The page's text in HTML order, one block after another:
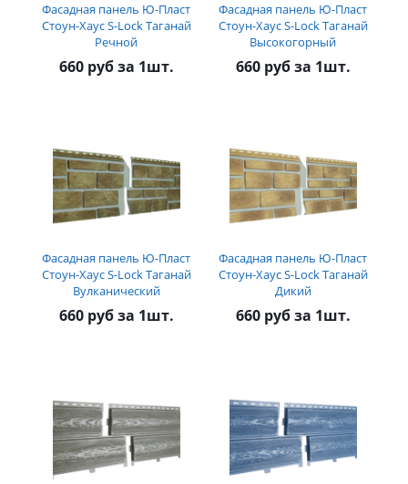
Фасадная панель Ю-Пласт
Стоун-Хаус S-Lock Таганай
Речной
660 руб за 1шт.
Фасадная панель Ю-Пласт
Стоун-Хаус S-Lock Таганай
Высокогорный
660 руб за 1шт.
Фасадная панель Ю-Пласт
Стоун-Хаус S-Lock Таганай
Вулканический
660 руб за 1шт.
Фасадная панель Ю-Пласт
Стоун-Хаус S-Lock Таганай
Дикий
660 руб за 1шт.